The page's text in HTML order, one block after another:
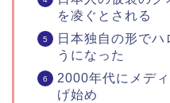
を凌ぐとされる
日本独自の形でハ
うになった
2000年代にメデ
げ始め